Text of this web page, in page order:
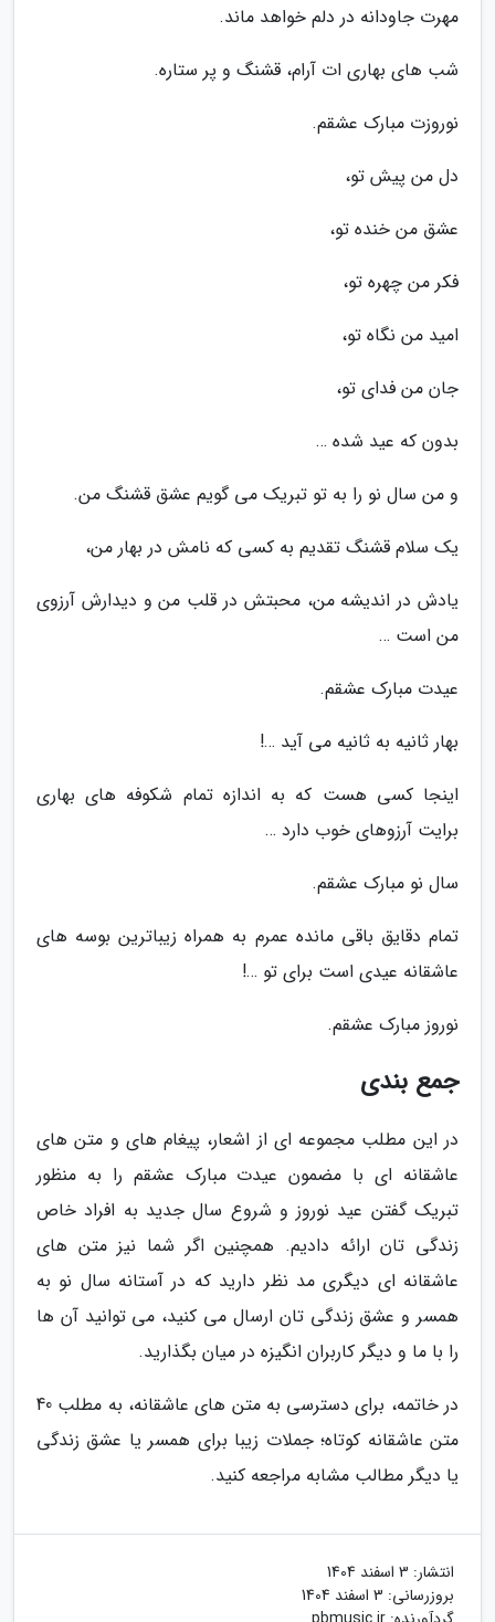
مهرت جاودانه در دلم خواهد ماند.
شب های بهاری ات آرام، قشنگ و پر ستاره.
نوروزت مبارک عشقم.
دل من پیش تو،
عشق من خنده تو،
فکر من چهره تو،
امید من نگاه تو،
جان من فدای تو،
بدون که عید شده …
و من سال نو را به تو تبریک می گویم عشق قشنگ من.
یک سلام قشنگ تقدیم به کسی که نامش در بهار من،
یادش در اندیشه من، محبتش در قلب من و دیدارش آرزوی
من است …
عیدت مبارک عشقم.
بهار ثانیه به ثانیه می آید …!
اینجا کسی هست که به اندازه تمام شکوفه های بهاری
برایت آرزوهای خوب دارد …
سال نو مبارک عشقم.
تمام دقایق باقی مانده عمرم به همراه زیباترین بوسه های
عاشقانه عیدی است برای تو …!
نوروز مبارک عشقم.
جمع بندی
در این مطلب مجموعه ای از اشعار، پیغام های و متن های
عاشقانه ای با مضمون عیدت مبارک عشقم را به منظور
تبریک گفتن عید نوروز و شروع سال جدید به افراد خاص
زندگی تان ارائه دادیم. همچنین اگر شما نیز متن های
عاشقانه ای دیگری مد نظر دارید که در آستانه سال نو به
همسر و عشق زندگی تان ارسال می کنید، می توانید آن ها
را با ما و دیگر کاربران انگیزه در میان بگذارید.
در خاتمه، برای دسترسی به متن های عاشقانه، به مطلب 40
متن عاشقانه کوتاه؛ جملات زیبا برای همسر یا عشق زندگی
یا دیگر مطالب مشابه مراجعه کنید.
انتشار: 3 اسفند 1404
بروزرسانی: 3 اسفند 1404